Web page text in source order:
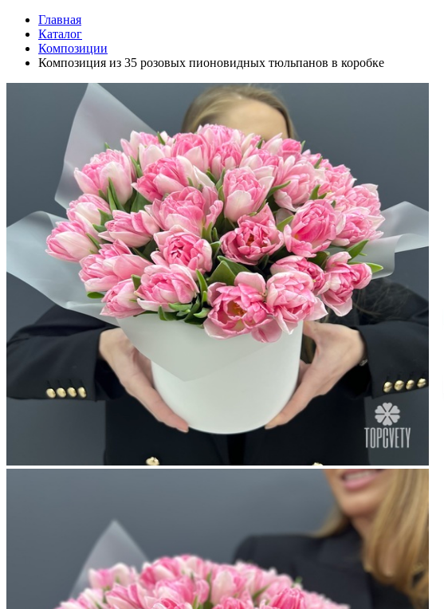
Главная
Каталог
Композиции
Композиция из 35 розовых пионовидных тюльпанов в коробке